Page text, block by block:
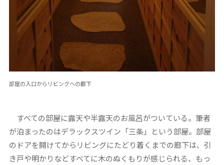
部屋の入口からリビングへの廊下
すべての部屋に露天や半露天のお風呂がついている。筆者
が泊まったのはデラックスツイン「三条」という部屋。部屋
のドアを開けてからリビングにたどり着くまでの廊下は、引
き戸や明かりなどすべてに木のぬくもりが感じられる、もっ